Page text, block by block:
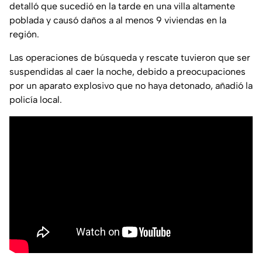
detalló que sucedió en la tarde en una villa altamente
poblada y causó daños a al menos 9 viviendas en la
región.
Las operaciones de búsqueda y rescate tuvieron que ser
suspendidas al caer la noche, debido a preocupaciones
por un aparato explosivo que no haya detonado, añadió la
policía local.